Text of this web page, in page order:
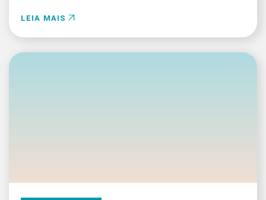
LEIA MAIS